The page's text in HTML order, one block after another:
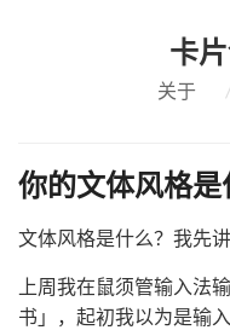
卡
关于
你的文体风格是
文体风格是什么？我先讲
上周我在鼠须管输入法
书」，起初我以为是输